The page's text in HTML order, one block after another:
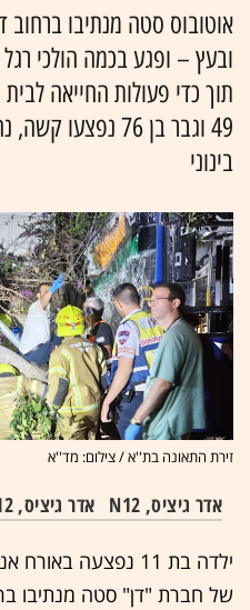
אוטובוס סטה מנתיבו
ובעץ – ופגע בכמה הולכי
תוך כדי פעולות החייאה
49 וגבר בן 76
בינוני
זירת התאונה בת''א / צילום: מד''א
אדר גיציס, N12 אדר גיציס, N12
ילדה בת 11 נפצעה
של חברת "דן" סטה מנתיבו